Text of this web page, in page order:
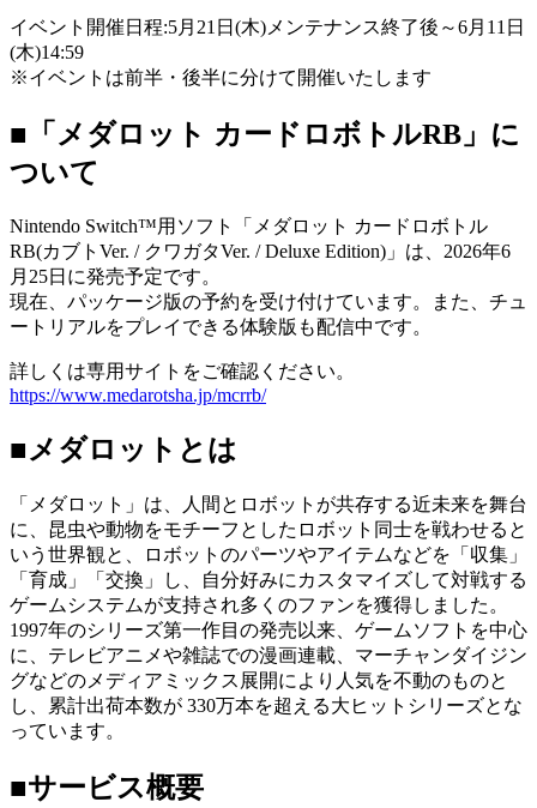
イベント開催日程:5月21日(木)メンテナンス終了後～6月11日
(木)14:59
※イベントは前半・後半に分けて開催いたします
■「メダロット カードロボトルRB」に
ついて
Nintendo Switch™用ソフト「メダロット カードロボトル
RB(カブトVer. / クワガタVer. / Deluxe Edition)」は、2026年6
月25日に発売予定です。
現在、パッケージ版の予約を受け付けています。また、チュ
ートリアルをプレイできる体験版も配信中です。
詳しくは専用サイトをご確認ください。
https://www.medarotsha.jp/mcrrb/
■メダロットとは
「メダロット」は、人間とロボットが共存する近未来を舞台
に、昆虫や動物をモチーフとしたロボット同士を戦わせると
いう世界観と、ロボットのパーツやアイテムなどを「収集」
「育成」「交換」し、自分好みにカスタマイズして対戦する
ゲームシステムが支持され多くのファンを獲得しました。
1997年のシリーズ第一作目の発売以来、ゲームソフトを中心
に、テレビアニメや雑誌での漫画連載、マーチャンダイジン
グなどのメディアミックス展開により人気を不動のものと
し、累計出荷本数が 330万本を超える大ヒットシリーズとな
っています。
■サービス概要